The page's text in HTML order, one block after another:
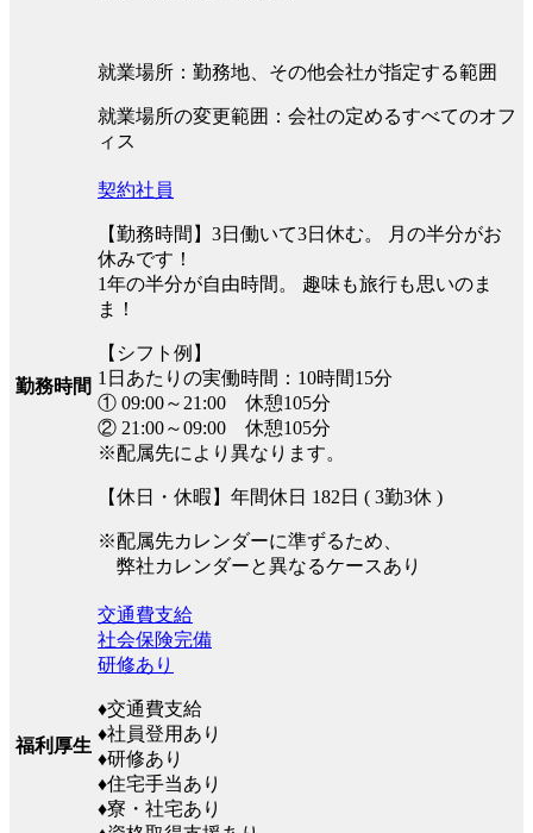
就業場所：勤務地、その他会社が指定する範囲
就業場所の変更範囲：会社の定めるすべてのオフ
ィス
勤務時間
契約社員
【勤務時間】3日働いて3日休む。 月の半分がお
休みです！
1年の半分が自由時間。 趣味も旅行も思いのま
ま！
【シフト例】
1日あたりの実働時間：10時間15分
① 09:00～21:00 休憩105分
② 21:00～09:00 休憩105分
※配属先により異なります。
【休日・休暇】年間休日 182日 ( 3勤3休 )
※配属先カレンダーに準ずるため、
弊社カレンダーと異なるケースあり
福利厚生
交通費支給
社会保険完備
研修あり
♦交通費支給
♦社員登用あり
♦研修あり
♦住宅手当あり
♦寮・社宅あり